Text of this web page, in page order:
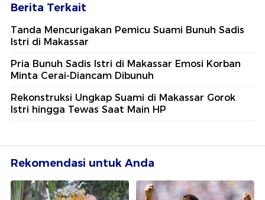
Berita Terkait
Tanda Mencurigakan Pemicu Suami Bunuh Sadis
Istri di Makassar
Pria Bunuh Sadis Istri di Makassar Emosi Korban
Minta Cerai-Diancam Dibunuh
Rekonstruksi Ungkap Suami di Makassar Gorok
Istri hingga Tewas Saat Main HP
Rekomendasi untuk Anda